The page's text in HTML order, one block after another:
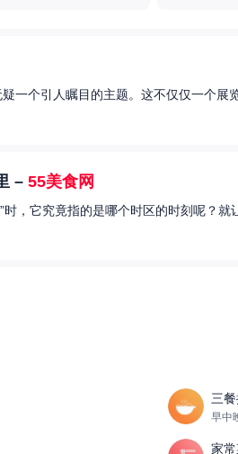
一个引人瞩目的主题。这不仅仅一个
– 55美食网
，它究竟指的是哪个时区的时刻呢？
三
早中
家